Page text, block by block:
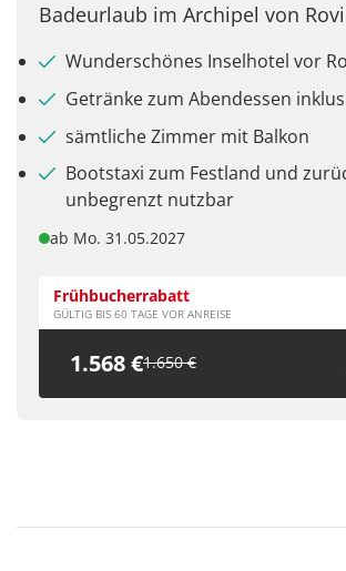
Badeurlaub im Archipel von
Wunderschönes Inselhotel vor
Getränke zum Abendessen
sämtliche Zimmer mit Balkon
Bootstaxi zum Festland und
unbegrenzt nutzbar
ab Mo. 31.05.2027
Frühbucherrabatt
GÜLTIG BIS 60 TAGE VOR ANREISE
1.568 €1.650 €